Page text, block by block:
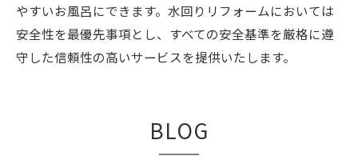
やすいお風呂にできます。水回りリフォームにおいては
安全性を最優先事項とし、すべての安全基準を厳格に遵
守した信頼性の高いサービスを提供いたします。
BLOG